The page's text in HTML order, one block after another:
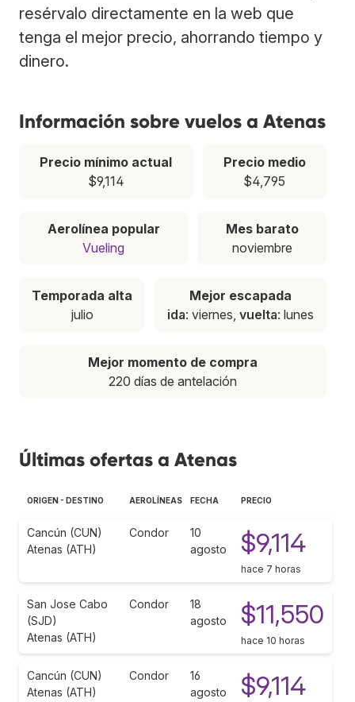
resérvalo directamente en la web que
tenga el mejor precio, ahorrando tiempo y
dinero.
Información sobre vuelos a Atenas
Precio mínimo actual
$9,114
Precio medio
$4,795
Aerolínea popular
Vueling
Mes barato
noviembre
Temporada alta
julio
Mejor escapada
ida: viernes, vuelta: lunes
Mejor momento de compra
220 días de antelación
Últimas ofertas a Atenas
ORIGEN - DESTINO AEROLÍNEAS FECHA PRECIO
Cancún (CUN)
Atenas (ATH)
Condor
10
agosto
$9,114
hace 7 horas
San Jose Cabo
(SJD)
Atenas (ATH)
Condor
18
agosto
$11,550
hace 10 horas
Cancún (CUN)
Atenas (ATH)
Condor
16
agosto
$9,114